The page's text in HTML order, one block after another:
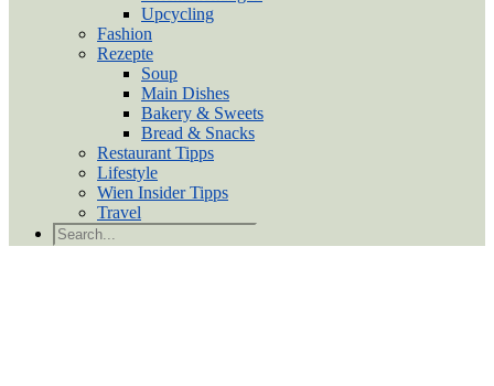
Upcycling
Fashion
Rezepte
Soup
Main Dishes
Bakery & Sweets
Bread & Snacks
Restaurant Tipps
Lifestyle
Wien Insider Tipps
Travel